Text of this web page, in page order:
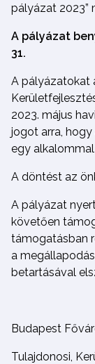
pályázat 2023”
A pályázat
31.
A pályázatokat
2023. május
jogot arra,
egy
A döntést az
A pályázat
követően
támogatásban
a
betartásával
Budapest
Tulajdonosi,